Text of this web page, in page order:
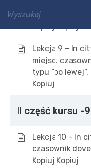
zwykłego dnia,
Kopiuj Kopiuj
Lekcja 9 – In
miejsc,
typu “po
Kopiuj
II część kursu -
Lekcja 10 – In
czasownik
Kopiuj Kopiuj